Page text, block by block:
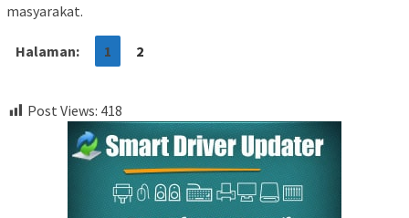
masyarakat.
Halaman: 1 2
Post Views: 418